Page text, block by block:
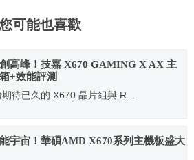
可能也喜歡
高峰！技嘉 X670 GAMING X AX 主
+效能評測
待已久的 X670 晶片組與 R...
宇宙！華碩AMD X670系列主機板盛大